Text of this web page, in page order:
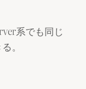
系でも同じ
。